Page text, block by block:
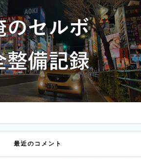
最近のコメント